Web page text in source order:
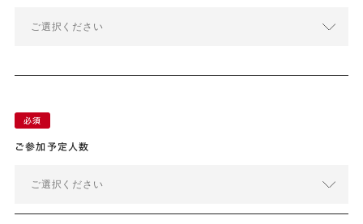
ご選択ください
ご参加予定人数
ご選択ください